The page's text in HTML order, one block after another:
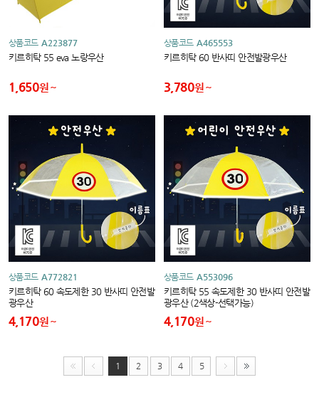
상품코드 A223877
키르히탁 55 eva 노랑우산
1,650원
상품코드 A465553
키르히탁 60 반사띠 안전발광우산
3,780원
상품코드 A772821
키르히탁 60 속도제한 30 반사띠 안전발
광우산
4,170원
상품코드 A553096
키르히탁 55 속도제한 30 반사띠 안전발
광우산 (2색상-선택가능)
4,170원
1 2 3 4 5